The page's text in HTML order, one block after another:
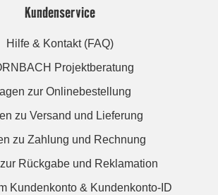
Kundenservice
Hilfe & Kontakt (FAQ)
Projektberatung
zur Onlinebestellung
zu Versand und Lieferung
zu Zahlung und Rechnung
Rückgabe und Reklamation
Kundenkonto & Kundenkonto-ID